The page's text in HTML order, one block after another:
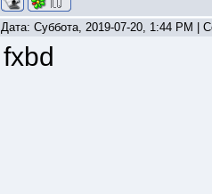
Дата: Суббота, 2019-07-20, 1:44 PM |
fxbd